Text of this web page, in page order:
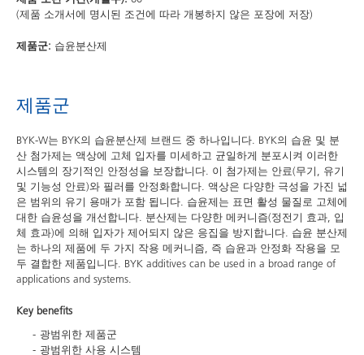
(제품 소개서에 명시된 조건에 따라 개봉하지 않은 포장에 저장)
제품군: 습윤분산제
제품군
BYK-W는 BYK의 습윤분산제 브랜드 중 하나입니다. BYK의 습윤 및 분
산 첨가제는 액상에 고체 입자를 미세하고 균일하게 분포시켜 이러한
시스템의 장기적인 안정성을 보장합니다. 이 첨가제는 안료(무기, 유기
및 기능성 안료)와 필러를 안정화합니다. 액상은 다양한 극성을 가진 넓
은 범위의 유기 용매가 포함 됩니다. 습윤제는 표면 활성 물질로 고체에
대한 습윤성을 개선합니다. 분산제는 다양한 메커니즘(정전기 효과, 입
체 효과)에 의해 입자가 제어되지 않은 응집을 방지합니다. 습윤 분산제
는 하나의 제품에 두 가지 작용 메커니즘, 즉 습윤과 안정화 작용을 모
두 결합한 제품입니다. BYK additives can be used in a broad range of
applications and systems.
Key benefits
광범위한 제품군
광범위한 사용 시스템